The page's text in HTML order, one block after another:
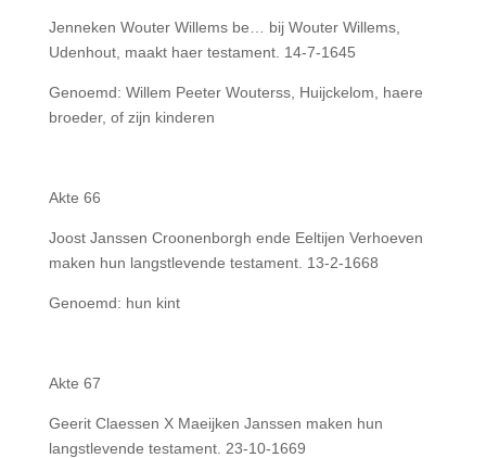
Jenneken Wouter Willems be… bij Wouter Willems,
Udenhout, maakt haer testament. 14-7-1645
Genoemd: Willem Peeter Wouterss, Huijckelom, haere
broeder, of zijn kinderen
Akte 66
Joost Janssen Croonenborgh ende Eeltijen Verhoeven
maken hun langstlevende testament. 13-2-1668
Genoemd: hun kint
Akte 67
Geerit Claessen X Maeijken Janssen maken hun
langstlevende testament. 23-10-1669